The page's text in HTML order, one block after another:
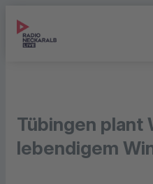
Tübingen plant
lebendigem